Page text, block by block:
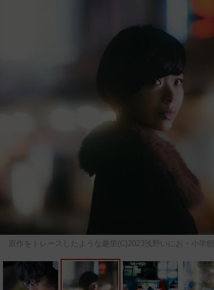
原作をトレースしたような趣里(C)2023浅野いにお・⼩学